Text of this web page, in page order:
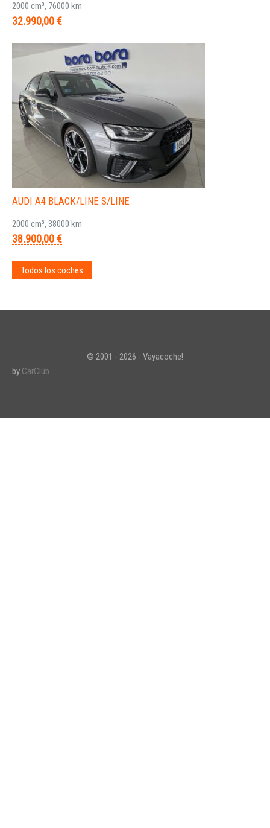
2000 cm³, 76000 km
32.990,00 €
AUDI A4 BLACK/LINE S/LINE
2000 cm³, 38000 km
38.900,00 €
Todos los coches
© 2001 - 2026 - Vayacoche!
by CarClub